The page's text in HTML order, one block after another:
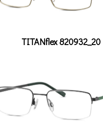
TITANflex 820932_20